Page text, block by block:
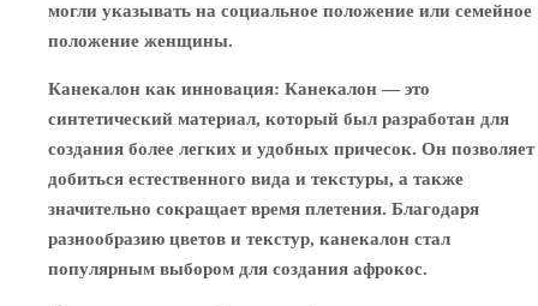
могли указывать на социальное положение или семейное
положение женщины.
Канекалон как инновация: Канекалон — это
синтетический материал, который был разработан для
создания более легких и удобных причесок. Он позволяет
добиться естественного вида и текстуры, а также
значительно сокращает время плетения. Благодаря
разнообразию цветов и текстур, канекалон стал
популярным выбором для создания афрокос.